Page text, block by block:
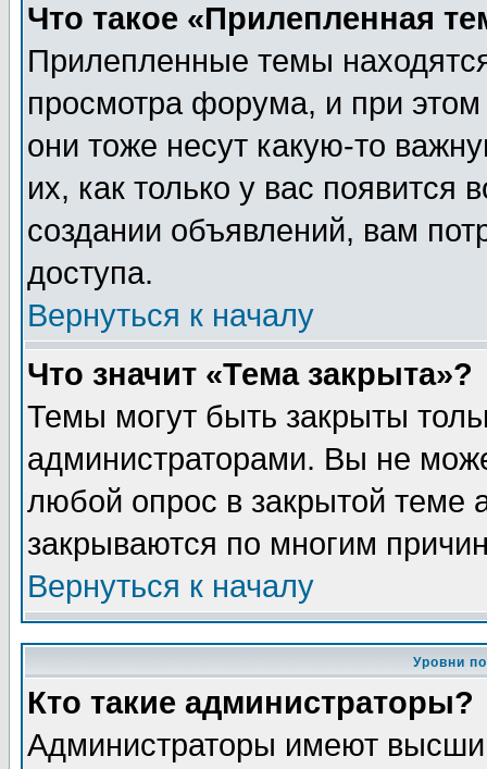
Что такое «Прилепленная
Прилепленные темы
просмотра форума, и при
они тоже несут какую-то
их, как только у вас появится
создании объявлений, вам
доступа.
Вернуться к началу
Что значит «Тема закрыта»?
Темы могут быть закрыты
администраторами. Вы не
любой опрос в закрытой теме
закрываются по многим
Вернуться к началу
Уровни
Кто такие администраторы?
Администраторы имеют